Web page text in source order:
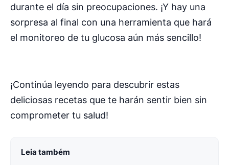
durante el día sin preocupaciones. ¡Y hay una
sorpresa al final con una herramienta que hará
el monitoreo de tu glucosa aún más sencillo!
¡Continúa leyendo para descubrir estas
deliciosas recetas que te harán sentir bien sin
comprometer tu salud!
Leia também